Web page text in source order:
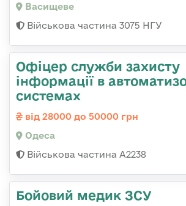
Васищеве
Військова частина 3075 НГУ
Офіцер служби захисту
інформації в
системах
від 28000 до 50000 грн
Одеса
Військова частина А2238
Бойовий медик ЗСУ